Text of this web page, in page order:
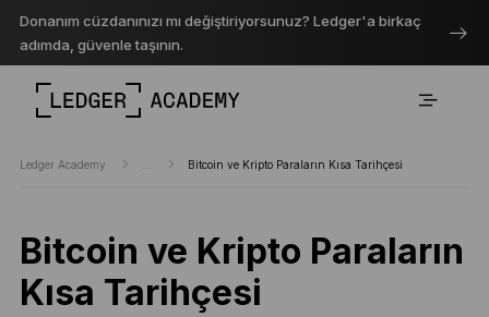
Donanım cüzdanınızı mı değiştiriyorsunuz? Ledger'a birkaç
adımda, güvenle taşının.
Ledger Academy Bitcoin ve Kripto Paraların Kısa Tarihçesi
Bitcoin ve Kripto Paraların
Kısa Tarihçesi